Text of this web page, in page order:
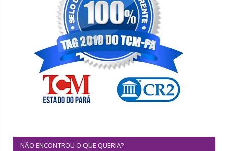
NÃO ENCONTROU O QUE QUERIA?